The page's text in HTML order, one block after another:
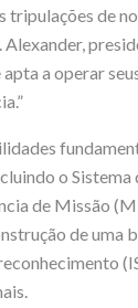
de
a operar
o
de Missão
de uma